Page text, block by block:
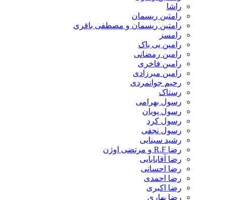
راشا
رامتین ریسمان
رامتین ریسمان و مصطفی باقری
رامسز
رامین بی باک
رامین رمضانی
رامین فاخری
رامین میرزادی
رحیم جوانمردی
رستاک
رسول بهرامی
رسول پویان
رسول کرد
رسول نجفی
رشید سینایی
رضا R.F و مرتضی اوژن
رضا آقابابایی
رضا احسانی
رضا احمدی
رضا اکبری
رضا بهاری